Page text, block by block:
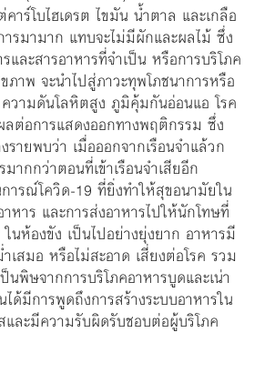
ร์โบไฮเดรต ไขมัน น้ำตาล และเกลือ
รมามาก แทบจะไม่มีผักและผลไม้ ซึ่ง
และสารอาหารที่จำเป็น หรือการบริโภค
ภาพ จะนำไปสู่ภาวะทุพโภชนาการหรือ
ความดันโลหิตสูง ภูมิคุ้มกันอ่อนแอ โรค
ต่อการแสดงออกทางพฤติกรรม ซึ่ง
รายพบว่า เมื่อออกจากเรือนจำแล้วก
ากกว่าตอนที่เข้าเรือนจำเสียอีก
ารณ์โควิด-19 ที่ยิ่งทำให้สุขอนามัยใน
หาร และการส่งอาหารไปให้นักโทษที่
นห้องขัง เป็นไปอย่างยุ่งยาก อาหารมี
เสมอ หรือไม่สะอาด เสี่ยงต่อโรค รวม
นพิษจากการบริโภคอาหารบูดและเน่า
ได้มีการพูดถึงการสร้างระบบอาหารใน
และมีความรับผิดรับชอบต่อผู้บริโภค